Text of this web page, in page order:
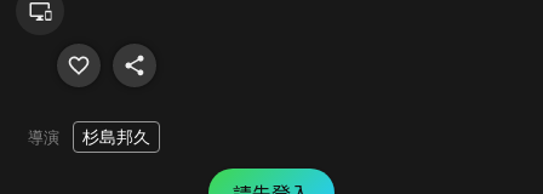
導演 杉島邦久